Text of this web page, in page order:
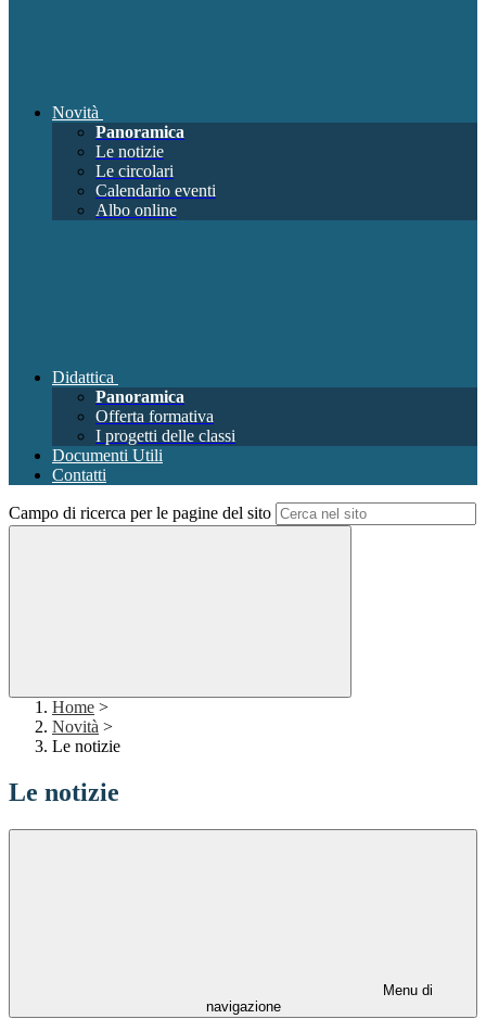
Novità
Panoramica
Le notizie
Le circolari
Calendario eventi
Albo online
Didattica
Panoramica
Offerta formativa
I progetti delle classi
Documenti Utili
Contatti
Campo di ricerca per le pagine del sito
Home >
Novità >
Le notizie
Le notizie
Menu di
navigazione